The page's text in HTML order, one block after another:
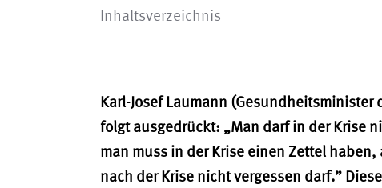
Inhaltsverzeichnis
Karl-Josef Laumann (Gesundheitsminister
folgt ausgedrückt: „Man darf in der Krise
man muss in der Krise einen Zettel
nach der Krise nicht vergessen darf.”